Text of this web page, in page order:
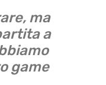
ma
a
game